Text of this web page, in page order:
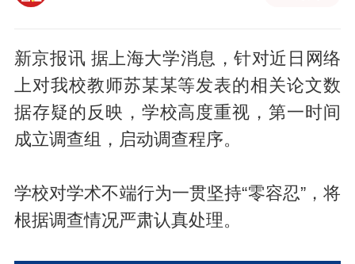
新京报讯 据上海大学消息，针对近日网络
上对我校教师苏某某等发表的相关论文数
据存疑的反映，学校高度重视，第一时间
成立调查组，启动调查程序。
学校对学术不端行为一贯坚持“零容忍”，将
根据调查情况严肃认真处理。